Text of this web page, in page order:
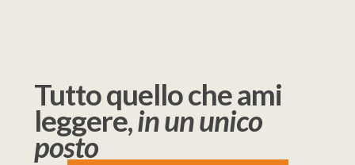
Tutto quello che ami
leggere,in un unico
posto